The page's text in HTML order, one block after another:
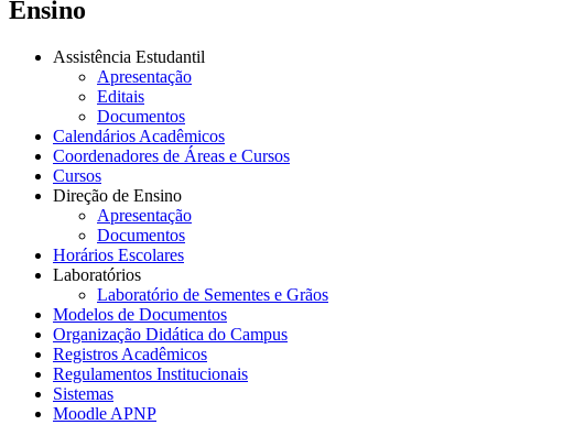
Ensino
Assistência Estudantil
Apresentação
Editais
Documentos
Calendários Acadêmicos
Coordenadores de Áreas e Cursos
Cursos
Direção de Ensino
Apresentação
Documentos
Horários Escolares
Laboratórios
Laboratório de Sementes e Grãos
Modelos de Documentos
Organização Didática do Campus
Registros Acadêmicos
Regulamentos Institucionais
Sistemas
Moodle APNP